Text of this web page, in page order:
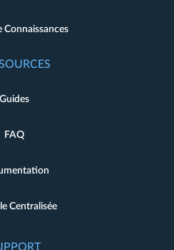
Connaissances
Guides
FAQ
Centralisée